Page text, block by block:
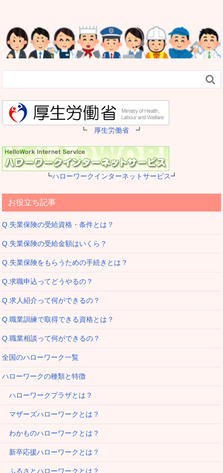

┗ 厚生労働省 ┛
┗ハローワークインターネットサービス┛
お役立ち記事
Q.失業保険の受給資格・条件とは？
Q.失業保険の受給金額はいくら？
Q.失業保険をもらうための手続きとは？
Q.求職申込ってどうやるの？
Q.求人紹介って何ができるの？
Q.職業訓練で取得できる資格とは？
Q.職業相談って何ができるの？
全国のハローワーク一覧
ハローワークの種類と特徴
ハローワークプラザとは？
マザーズハローワークとは？
わかものハローワークとは？
新卒応援ハローワークとは？
ふるさとハローワークとは？